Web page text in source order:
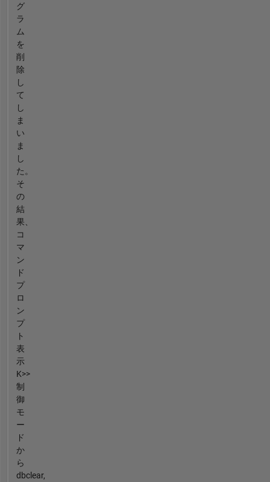
グ
ラ
ム
を
削
除
し
て
し
ま
い
ま
し
た。
そ
の
結
果、
コ
マ
ン
ド
プ
ロ
ン
プ
ト
表
示
K>>
制
御
モ
ー
ド
か
ら
dbclear,